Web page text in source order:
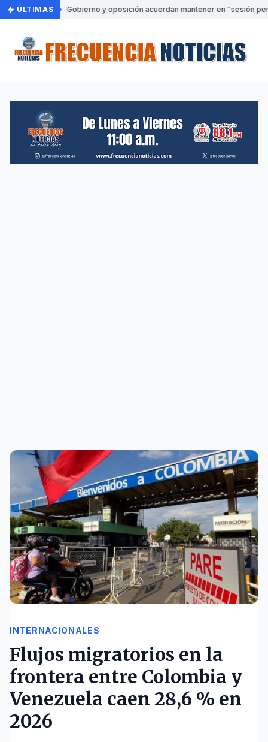
ÚLTIMAS Gobierno y oposición acuerdan mantener en “sesión
INTERNACIONALES
Flujos migratorios en la
frontera entre Colombia y
Venezuela caen 28,6 % en
2026